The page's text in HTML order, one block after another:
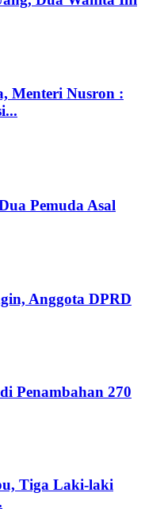
Menteri Nusron :
Pemuda Asal
Anggota DPRD
Penambahan 270
Tiga Laki-laki